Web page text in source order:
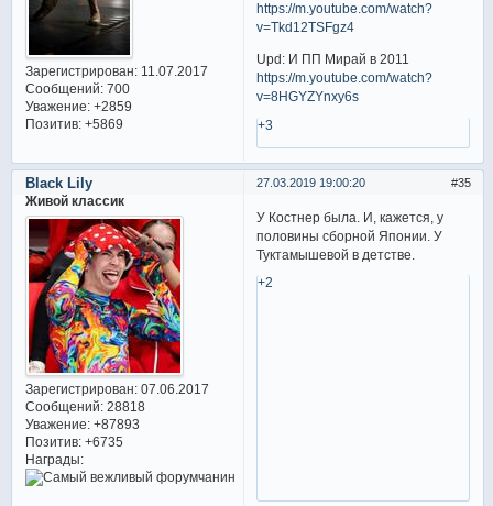
Зарегистрирован: 11.07.2017
Сообщений:700
Уважение: +2859
Позитив: +5869
https://m.youtube.com/watch?
v=Tkd12TSFgz4
Upd: И ПП Мирай в 2011
https://m.youtube.com/watch?
v=8HGYZYnxy6s
+3
35
27.03.2019 19:00:20
Black Lily
Живой классик
Зарегистрирован: 07.06.2017
Сообщений:28818
Уважение: +87893
Позитив: +6735
Награды:
У Костнер была. И, кажется, у
половины сборной Японии. У
Туктамышевой в детстве.
+2